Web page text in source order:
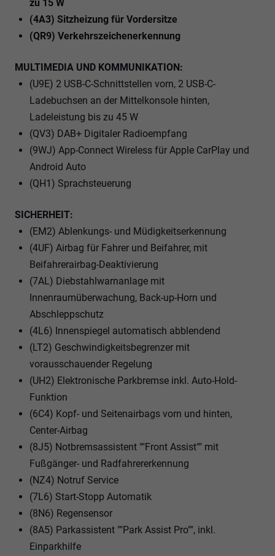
zu 15 W
(4A3) Sitzheizung für Vordersitze
(QR9) Verkehrszeichenerkennung
MULTIMEDIA UND KOMMUNIKATION:
(U9E) 2 USB-C-Schnittstellen vorn, 2 USB-C-
Ladebuchsen an der Mittelkonsole hinten,
Ladeleistung bis zu 45 W
(QV3) DAB+ Digitaler Radioempfang
(9WJ) App-Connect Wireless für Apple CarPlay und
Android Auto
(QH1) Sprachsteuerung
SICHERHEIT:
(EM2) Ablenkungs- und Müdigkeitserkennung
(4UF) Airbag für Fahrer und Beifahrer, mit
Beifahrerairbag-Deaktivierung
(7AL) Diebstahlwarnanlage mit
Innenraumüberwachung, Back-up-Horn und
Abschleppschutz
(4L6) Innenspiegel automatisch abblendend
(LT2) Geschwindigkeitsbegrenzer mit
vorausschauender Regelung
(UH2) Elektronische Parkbremse inkl. Auto-Hold-
Funktion
(6C4) Kopf- und Seitenairbags vorn und hinten,
Center-Airbag
(8J5) Notbremsassistent ""Front Assist"" mit
Fußgänger- und Radfahrererkennung
(NZ4) Notruf Service
(7L6) Start-Stopp Automatik
(8N6) Regensensor
(8A5) Parkassistent ""Park Assist Pro"", inkl.
Einparkhilfe